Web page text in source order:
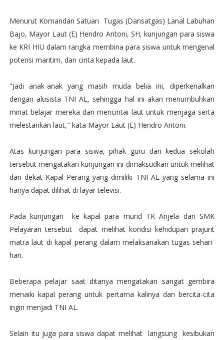
Menurut Komandan Satuan Tugas (Dansatgas) Lanal Labuhan
Bajo, Mayor Laut (E) Hendro Antoni, SH, kunjungan para siswa
ke KRI HIU dalam rangka membina para siswa untuk mengenal
potensi maritim, dan cinta kepada laut.
"Jadi anak-anak yang masih muda belia ini, diperkenalkan
dengan alusista TNI AL, sehingga hal ini akan menumbuhkan
minat belajar mereka dan mencintai laut untuk menjaga serta
melestarikan laut," kata Mayor Laut (E) Hendro Antoni.
Atas kunjungan para siswa, pihak guru dari kedua sekolah
tersebut mengatakan kunjungan ini dimaksudkan untuk melihat
dari dekat Kapal Perang yang dimiliki TNI AL yang selama ini
hanya dapat dilihat di layar televisi.
Pada kunjungan ke kapal para murid TK Anjela dan SMK
Pelayaran tersebut dapat melihat kondisi kehidupan prajurit
matra laut di kapal perang dalam melaksanakan tugas sehari-
hari.
Beberapa pelajar saat ditanya mengatakan sangat gembira
menaiki kapal perang untuk pertama kalinya dan bercita-cita
ingin menjadi TNI AL.
Selain itu juga para siswa dapat melihat langsung kesibukan